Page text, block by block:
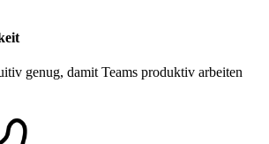
genug, damit Teams produktiv arbeiten